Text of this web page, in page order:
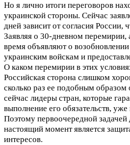
Но я лично итоги переговоров
украинской стороны. Сейчас
дней зависит от согласия России,
Заявляя о 30-дневном перемирии,
время объявляют о
украинским войскам и
О каком перемирии в этих
Российская сторона слишком
сколько раз ее подобным
сейчас лидеры стран, которые
выполнение его обязательств,
Поэтому первоочередной
настоящий момент является
интересов.